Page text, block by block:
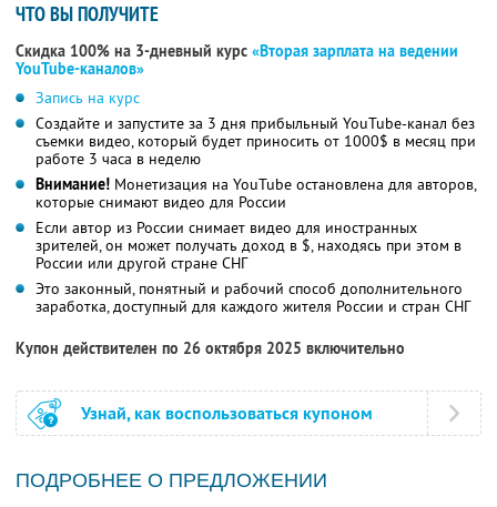
ЧТО ВЫ ПОЛУЧИТЕ
Скидка 100% на 3-дневный курс «Вторая зарплата на ведении
YouTube-каналов»
Запись на курс
Создайте и запустите за 3 дня прибыльный YouTube-канал без
съемки видео, который будет приносить от 1000$ в месяц при
работе 3 часа в неделю
Внимание! Монетизация на YouTube остановлена для авторов,
которые снимают видео для России
Если автор из России снимает видео для иностранных
зрителей, он может получать доход в $, находясь при этом в
России или другой стране СНГ
Это законный, понятный и рабочий способ дополнительного
заработка, доступный для каждого жителя России и стран СНГ
Купон действителен по 26 октября 2025 включительно
Узнай, как воспользоваться купоном
ПОДРОБНЕЕ О ПРЕДЛОЖЕНИИ